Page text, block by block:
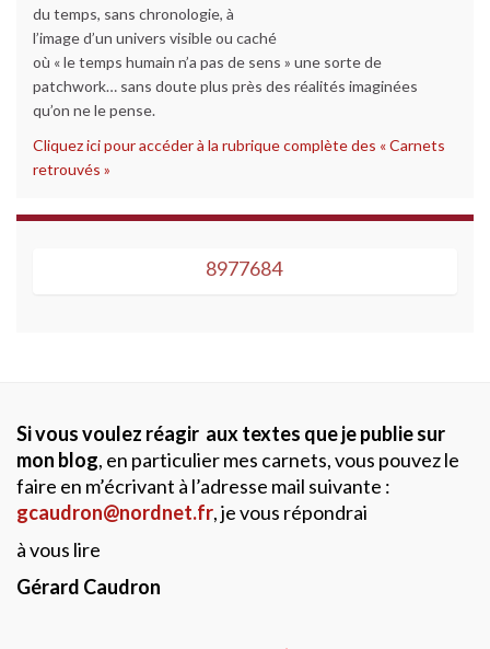
du temps, sans chronologie, à
l’image d’un univers visible ou caché
où « le temps humain n’a pas de sens » une sorte de
patchwork… sans doute plus près des réalités imaginées
qu’on ne le pense.
Cliquez ici pour accéder à la rubrique complète des « Carnets
retrouvés »
8977684
Si vous voulez réagir aux textes que je publie sur
mon blog, en particulier mes carnets, vous pouvez le
faire en m’écrivant à l’adresse mail suivante :
gcaudron@nordnet.fr, je vous répondrai
à vous lire
Gérard Caudron